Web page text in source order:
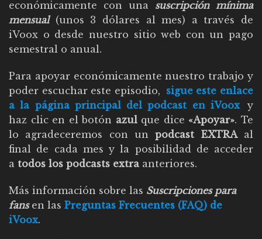
económicamente con una suscripción mínima
mensual(unos 3 dólares al mes) a través de
iVoox o desde nuestro sitio web con un pago
semestral o anual.
Para apoyar económicamente nuestro trabajo y
poder escuchar este episodio, sigue este enlace
a la página principal del podcast en iVoox
y
haz clic en el botón azulque dice «Apoyar». Te
lo agradeceremos con unpodcast EXTRAal
final de cada mes y la posibilidad de acceder
a todos los podcasts extra anteriores.
Más información sobre las Suscripciones para
fansen las Preguntas Frecuentes (FAQ) de
iVoox.